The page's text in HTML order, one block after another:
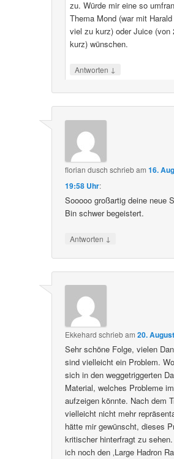
zu. Würde mir eine so
Thema Mond (war mit
viel zu kurz) oder Juice (von
kurz) wünschen.
Antworten ↓
florian dusch schriebam16.
19:58 Uhr:
Sooooo großartig deine neue
Bin schwer begeistert.
Antworten ↓
Ekkehard schriebam20.
Sehr schöne Folge, vielen
sind vielleicht ein Problem.
sich in den weggetriggerten
Material, welches Probleme
aufzeigen könnte. Nach dem
vielleicht nicht mehr
hätte mir gewünscht, dieses
kritischer hinterfragt zu
ich noch den ‚Large Hadron